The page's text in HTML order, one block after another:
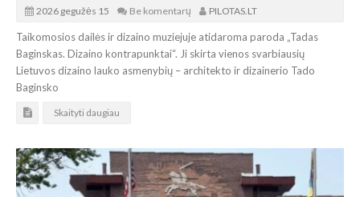
2026 gegužės 15 Be komentarų PILOTAS.LT
Taikomosios dailės ir dizaino muziejuje atidaroma paroda „Tadas
Baginskas. Dizaino kontrapunktai“. Ji skirta vienos svarbiausių
Lietuvos dizaino lauko asmenybių – architekto ir dizainerio Tado
Baginsko
Skaityti daugiau